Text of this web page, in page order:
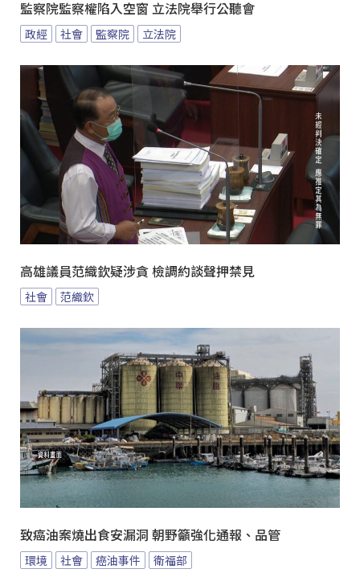
監察院監察權陷入空窗 立法院舉行公聽會
政經 社會 監察院 立法院
高雄議員范織欽疑涉貪 檢調約談聲押禁見
社會 范織欽
致癌油案燒出食安漏洞 朝野籲強化通報、品管
環境 社會 癌油事件 衛福部